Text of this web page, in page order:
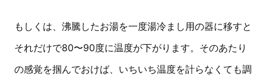
もしくは、沸騰したお湯を一度湯冷まし用の器に移すと
それだけで80〜90度に温度が下がります。そのあたり
の感覚を掴んでおけば、いちいち温度を計らなくても調